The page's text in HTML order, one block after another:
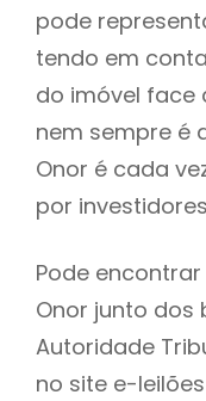
pode
tendo em
do imóvel face
nem sempre é
Onor é cada
por
Pode encontrar
Onor junto dos
Autoridade
no site e-